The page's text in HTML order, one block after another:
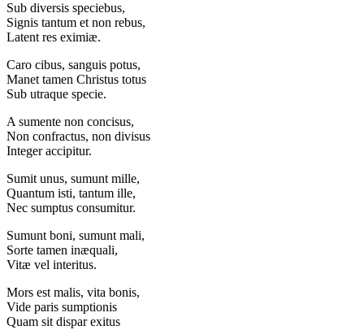
Sub diversis speciebus,
Signis tantum et non rebus,
Latent res eximiæ.
Caro cibus, sanguis potus,
Manet tamen Christus totus
Sub utraque specie.
A sumente non concisus,
Non confractus, non divisus
Integer accipitur.
Sumit unus, sumunt mille,
Quantum isti, tantum ille,
Nec sumptus consumitur.
Sumunt boni, sumunt mali,
Sorte tamen inæquali,
Vitæ vel interitus.
Mors est malis, vita bonis,
Vide paris sumptionis
Quam sit dispar exitus